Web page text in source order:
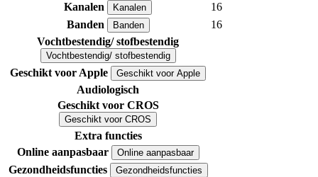
Kanalen Kanalen
16
Banden
Banden
16
Vochtbestendig/ stofbestendig
Vochtbestendig/ stofbestendig
Geschikt voor Apple Geschikt voor Apple
Audiologisch
Geschikt voor CROS
Geschikt voor CROS
Extra functies
Online aanpasbaar
Online aanpasbaar
Gezondheidsfuncties
Gezondheidsfuncties